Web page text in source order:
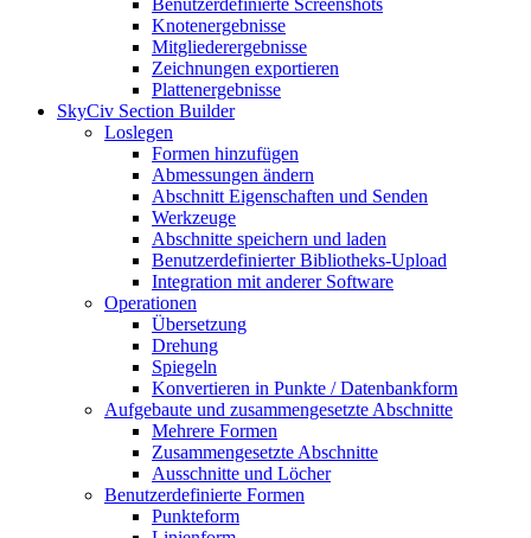
Benutzerdefinierte Screenshots
Knotenergebnisse
Mitgliederergebnisse
Zeichnungen exportieren
Plattenergebnisse
SkyCiv Section Builder
Loslegen
Formen hinzufügen
Abmessungen ändern
Abschnitt Eigenschaften und Senden
Werkzeuge
Abschnitte speichern und laden
Benutzerdefinierter Bibliotheks-Upload
Integration mit anderer Software
Operationen
Übersetzung
Drehung
Spiegeln
Konvertieren in Punkte / Datenbankform
Aufgebaute und zusammengesetzte Abschnitte
Mehrere Formen
Zusammengesetzte Abschnitte
Ausschnitte und Löcher
Benutzerdefinierte Formen
Punkteform